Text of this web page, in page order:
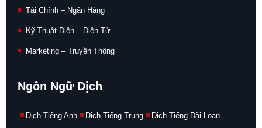
Tài Chính – Ngân Hàng
Kỹ Thuật Điện – Điện Tử
Marketing – Truyền Thông
Ngôn Ngữ Dịch
Dịch Tiếng Anh Dịch Tiếng Trung Dịch Tiếng Đài Loan